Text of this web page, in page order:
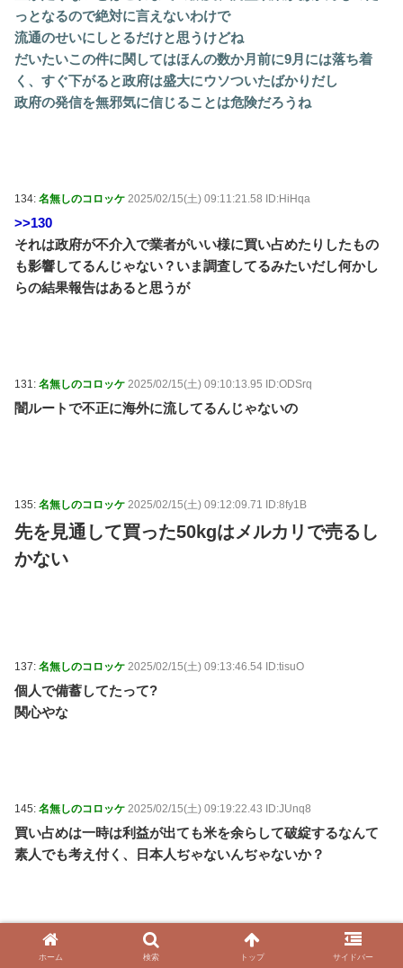
っとなるので絶対に言えないわけで
流通のせいにしとるだけと思うけどね
だいたいこの件に関してはほんの数か月前に9月には落ち着
く、すぐ下がると政府は盛大にウソついたばかりだし
政府の発信を無邪気に信じることは危険だろうね
134: 名無しのコロッケ 2025/02/15(土) 09:11:21.58 ID:HiHqa
>>130
それは政府が不介入で業者がいい様に買い占めたりしたもの
も影響してるんじゃない？いま調査してるみたいだし何かし
らの結果報告はあると思うが
131: 名無しのコロッケ 2025/02/15(土) 09:10:13.95 ID:ODSrq
闇ルートで不正に海外に流してるんじゃないの
135: 名無しのコロッケ 2025/02/15(土) 09:12:09.71 ID:8fy1B
先を見通して買った50kgはメルカリで売るし
かない
137: 名無しのコロッケ 2025/02/15(土) 09:13:46.54 ID:tisuO
個人で備蓄してたって?
関心やな
145: 名無しのコロッケ 2025/02/15(土) 09:19:22.43 ID:JUnq8
買い占めは一時は利益が出ても米を余らして破綻するなんて
素人でも考え付く、日本人ぢゃないんぢゃないか？
2025/02/15(土) 09:21:56.74 ID:JUnq8
ホーム 検索 トップ サイドバー